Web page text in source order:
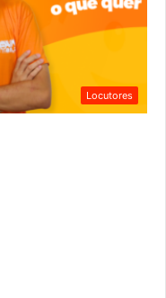
Locutores